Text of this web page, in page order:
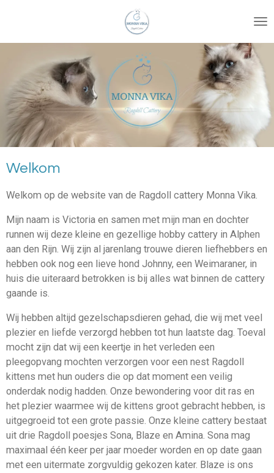
naar
hoofdinhoud
Welkom
Welkom op de website van de Ragdoll cattery Monna Vika.
Mijn naam is Victoria en samen met mijn man en dochter
runnen wij deze kleine en gezellige hobby cattery in Alphen
aan den Rijn. Wij zijn al jarenlang trouwe dieren liefhebbers en
hebben ook nog een lieve hond Johnny, een Weimaraner, in
huis die uiteraard betrokken is bij alles wat binnen de cattery
gaande is.
Wij hebben altijd gezelschapsdieren gehad, die wij met veel
plezier en liefde verzorgd hebben tot hun laatste dag. Toeval
mocht zijn dat wij een keertje in het verleden een
pleegopvang mochten verzorgen voor een nest Ragdoll
kittens met hun ouders die op dat moment een veilig
onderdak nodig hadden. Onze bewondering voor dit ras en
het plezier waarmee wij de kittens groot gebracht hebben, is
uitgegroeid tot een grote passie. Onze kleine cattery bestaat
uit drie Ragdoll poesjes Sona, Blaze en Amina. Sona mag
maximaal één keer per jaar moeder worden en op date gaan
met een uitermate zorgvuldig gekozen kater. Blaze is ons